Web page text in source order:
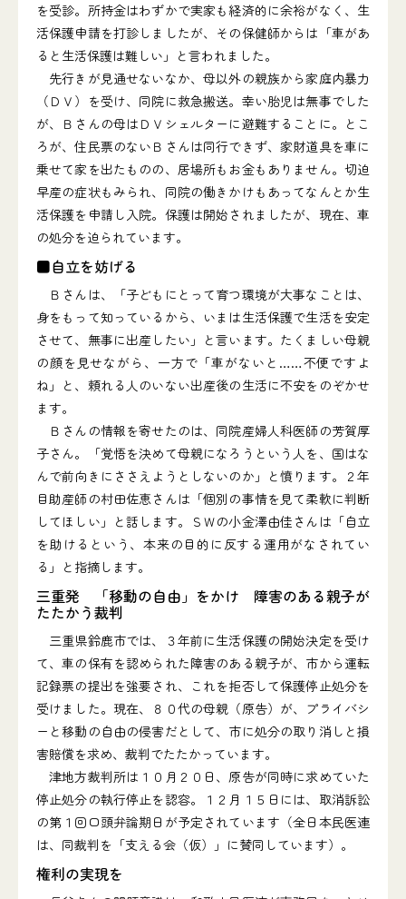
を受診。所持金はわずかで実家も経済的に余裕がなく、生
活保護申請を打診しましたが、その保健師からは「車があ
ると生活保護は難しい」と言われました。
先行きが見通せないなか、母以外の親族から家庭内暴力
（ＤＶ）を受け、同院に救急搬送。幸い胎児は無事でした
が、Ｂさんの母はＤＶシェルターに避難することに。とこ
ろが、住民票のないＢさんは同行できず、家財道具を車に
乗せて家を出たものの、居場所もお金もありません。切迫
早産の症状もみられ、同院の働きかけもあってなんとか生
活保護を申請し入院。保護は開始されましたが、現在、車
の処分を迫られています。
■自立を妨げる
Ｂさんは、「子どもにとって育つ環境が大事なことは、
身をもって知っているから、いまは生活保護で生活を安定
させて、無事に出産したい」と言います。たくましい母親
の顔を見せながら、一方で「車がないと……不便ですよ
ね」と、頼れる人のいない出産後の生活に不安をのぞかせ
ます。
Ｂさんの情報を寄せたのは、同院産婦人科医師の芳賀厚
子さん。「覚悟を決めて母親になろうという人を、国はな
んで前向きにささえようとしないのか」と憤ります。２年
目助産師の村田佐恵さんは「個別の事情を見て柔軟に判断
してほしい」と話します。ＳＷの小金澤由佳さんは「自立
を助けるという、本来の目的に反する運用がなされてい
る」と指摘します。
三重発 「移動の自由」をかけ 障害のある親子が
たたかう裁判
三重県鈴鹿市では、３年前に生活保護の開始決定を受け
て、車の保有を認められた障害のある親子が、市から運転
記録票の提出を強要され、これを拒否して保護停止処分を
受けました。現在、８０代の母親（原告）が、プライバシ
ーと移動の自由の侵害だとして、市に処分の取り消しと損
害賠償を求め、裁判でたたかっています。
津地方裁判所は１０月２０日、原告が同時に求めていた
停止処分の執行停止を認容。１２月１５日には、取消訴訟
の第１回口頭弁論期日が予定されています（全日本民医連
は、同裁判を「支える会（仮）」に賛同しています）。
権利の実現を